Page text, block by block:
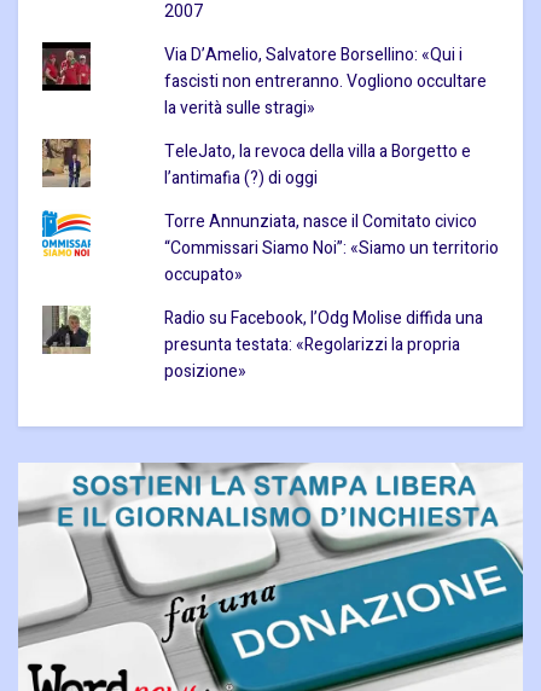
2007
Via D’Amelio, Salvatore Borsellino: «Qui i
fascisti non entreranno. Vogliono occultare
la verità sulle stragi»
TeleJato, la revoca della villa a Borgetto e
l’antimafia (?) di oggi
Torre Annunziata, nasce il Comitato civico
“Commissari Siamo Noi”: «Siamo un territorio
occupato»
Radio su Facebook, l’Odg Molise diffida una
presunta testata: «Regolarizzi la propria
posizione»